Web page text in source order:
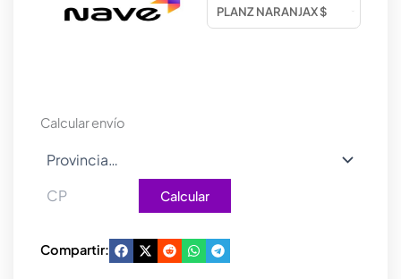
Calcular envío
Calcular
Compartir: